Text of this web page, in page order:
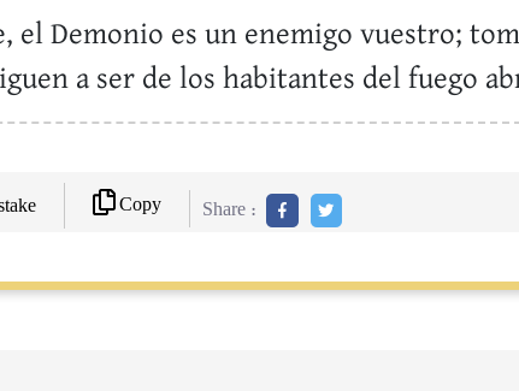
el Demonio es un enemigo vuestro;
a ser de los habitantes del fuego
Copy Share :